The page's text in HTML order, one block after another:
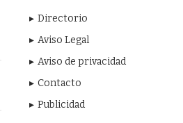
Directorio
Aviso Legal
Aviso de privacidad
Contacto
Publicidad